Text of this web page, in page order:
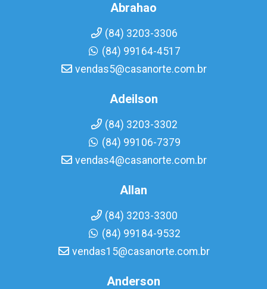
Abrahao
(84) 3203-3306
(84) 99164-4517
vendas5@casanorte.com.br
Adeilson
(84) 3203-3302
(84) 99106-7379
vendas4@casanorte.com.br
Allan
(84) 3203-3300
(84) 99184-9532
vendas15@casanorte.com.br
Anderson